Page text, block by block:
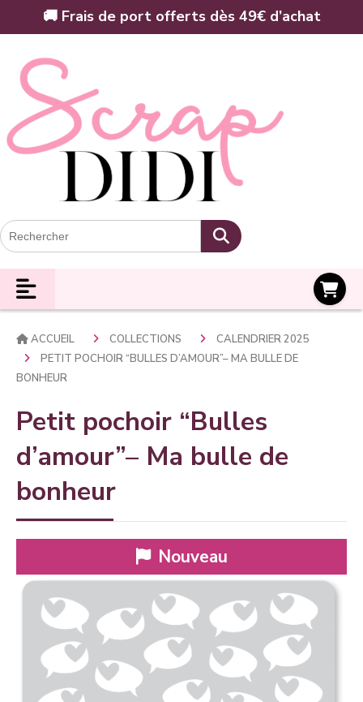
🚚 Frais de port offerts dès 49€ d’achat
ACCUEIL COLLECTIONS
CALENDRIER 2025
PETIT POCHOIR “BULLES D’AMOUR”– MA BULLE DE
BONHEUR
Petit pochoir “Bulles
d’amour”– Ma bulle de
bonheur
Nouveau